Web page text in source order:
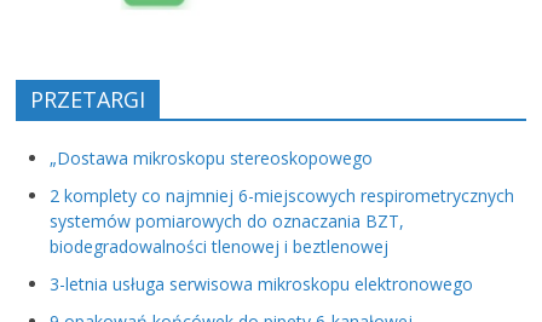
PRZETARGI
„Dostawa mikroskopu stereoskopowego
2 komplety co najmniej 6-miejscowych respirometrycznych
systemów pomiarowych do oznaczania BZT,
biodegradowalności tlenowej i beztlenowej
3-letnia usługa serwisowa mikroskopu elektronowego